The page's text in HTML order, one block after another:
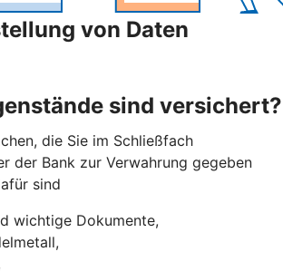
von Daten
sind versichert?
die Sie im Schließfach
der Bank zur Verwahrung gegeben
sind
wichtige Dokumente,